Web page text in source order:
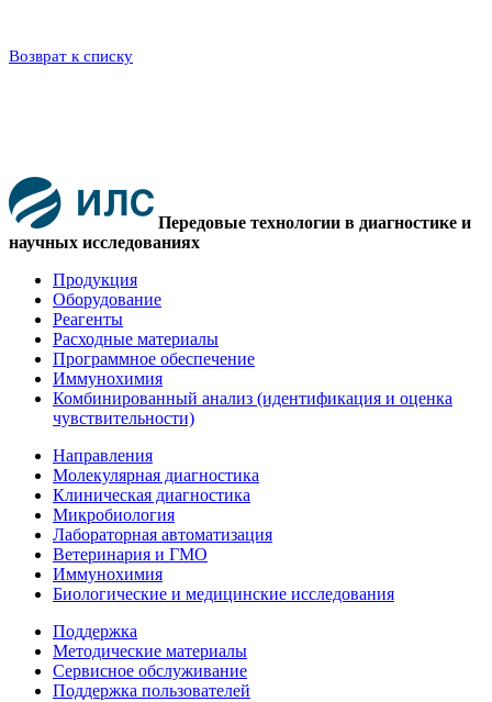
Возврат к списку
Передовые технологии в диагностике и
научных исследованиях
Продукция
Оборудование
Реагенты
Расходные материалы
Программное обеспечение
Иммунохимия
Комбинированный анализ (идентификация и оценка
чувствительности)
Направления
Молекулярная диагностика
Клиническая диагностика
Микробиология
Лабораторная автоматизация
Ветеринария и ГМО
Иммунохимия
Биологические и медицинские исследования
Поддержка
Методические материалы
Сервисное обслуживание
Поддержка пользователей